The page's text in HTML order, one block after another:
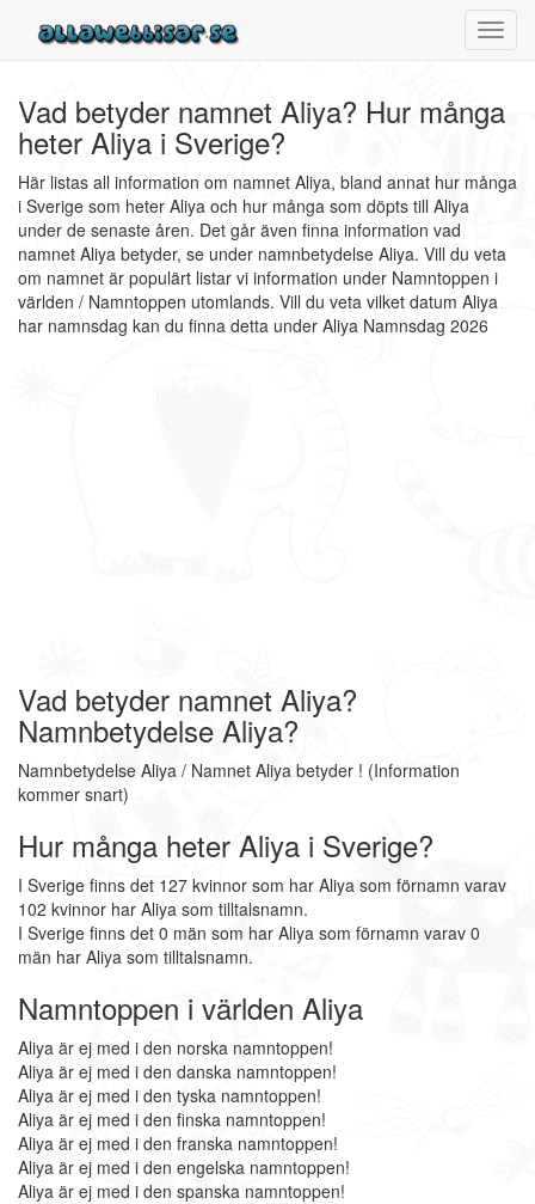
Vad betyder namnet Aliya? Hur många
heter Aliya i Sverige?
Här listas all information om namnet Aliya, bland annat hur många
i Sverige som heter Aliya och hur många som döpts till Aliya
under de senaste åren. Det går även finna information vad
namnet Aliya betyder, se under namnbetydelse Aliya. Vill du veta
om namnet är populärt listar vi information under Namntoppen i
världen / Namntoppen utomlands. Vill du veta vilket datum Aliya
har namnsdag kan du finna detta under Aliya Namnsdag 2026
Vad betyder namnet Aliya?
Namnbetydelse Aliya?
Namnbetydelse Aliya / Namnet Aliya betyder ! (Information
kommer snart)
Hur många heter Aliya i Sverige?
I Sverige finns det 127 kvinnor som har Aliya som förnamn varav
102 kvinnor har Aliya som tilltalsnamn.
I Sverige finns det 0 män som har Aliya som förnamn varav 0
män har Aliya som tilltalsnamn.
Namntoppen i världen Aliya
Aliya är ej med i den norska namntoppen!
Aliya är ej med i den danska namntoppen!
Aliya är ej med i den tyska namntoppen!
Aliya är ej med i den finska namntoppen!
Aliya är ej med i den franska namntoppen!
Aliya är ej med i den engelska namntoppen!
Aliya är ej med i den spanska namntoppen!